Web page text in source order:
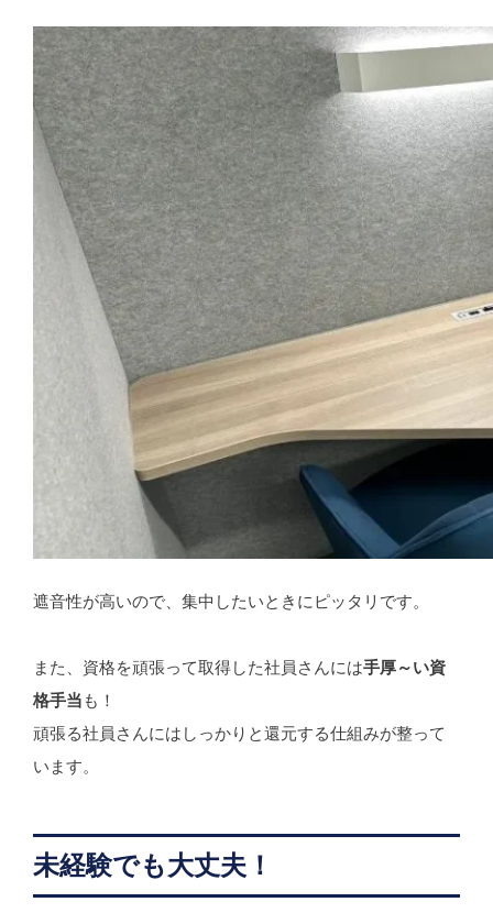
遮音性が高いので、集中したいときにピッタリです。
また、資格を頑張って取得した社員さんには手厚～い資
格手当 も！
頑張る社員さんにはしっかりと還元する仕組みが整って
います。
未経験でも大丈夫！